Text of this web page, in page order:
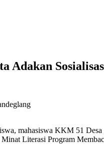
Adakan
mahasiswa KKM 51 Desa
Literasi Program